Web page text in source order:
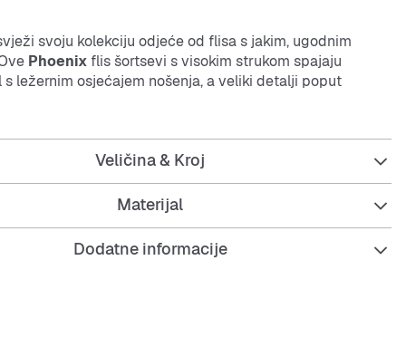
svoju kolekciju odjeće od flisa s jakim, ugodnim
Phoenix flis šortsevi s visokim strukom spajaju
ležernim osjećajem nošenja, a veliki detalji poput
materijala i vezica stvaraju upečatljiv izgled.
i pruža lagan, pahuljast osjećaj, tako da ostaješ
materijal na struku i rubu daje dodatnu udobnost i
Veličina & Kroj
Materijal
Dodatne informacije